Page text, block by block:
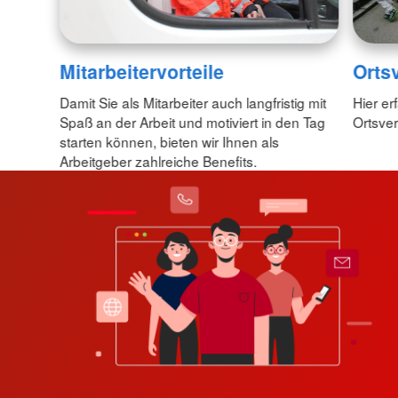
Mitarbeitervorteile
Damit Sie als Mitarbeiter auch langfristig mit
Spaß an der Arbeit und motiviert in den Tag
starten können, bieten wir Ihnen als
Arbeitgeber zahlreiche Benefits.
Hier